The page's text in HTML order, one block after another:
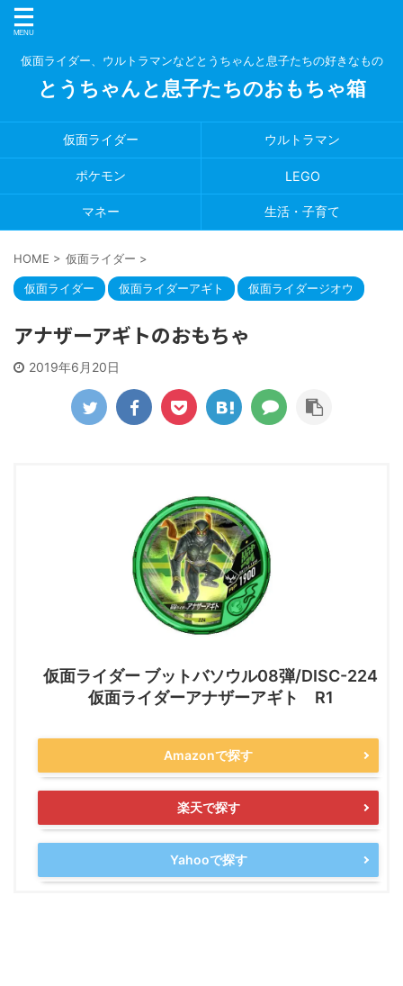
仮面ライダー、ウルトラマンなどとうちゃんと息子たちの好きなもの
とうちゃんと息子たちのおもちゃ箱
仮面ライダー ウルトラマン
ポケモン LEGO
マネー 生活・子育て
HOME > 仮面ライダー >
仮面ライダー 仮面ライダーアギト 仮面ライダージオウ
アナザーアギトのおもちゃ
2019年6月20日
仮面ライダー ブットバソウル08弾/DISC-224
仮面ライダーアナザーアギト R1
Amazonで探す
楽天で探す
Yahooで探す